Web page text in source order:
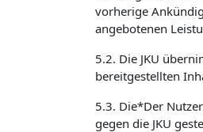
vorherige
angebotenen
5.2. Die JKU
bereitgestellten
5.3. Die*Der
gegen die JKU